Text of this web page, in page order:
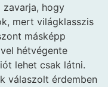
hogy
mert világklasszis
másképp
hétvégente
lehet csak látni.
válaszolt érdemben